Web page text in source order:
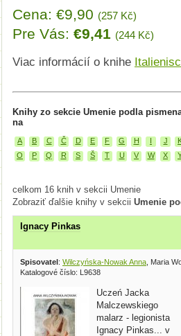
Cena: €9,90 (257 Kč)
Pre Vás: €9,41 (244 Kč)
Viac informácií o knihe
Knihy zo sekcie Umenie podla
na
A B C Č D E F G H I J
O
P Q R S Š T U V W X
celkom 16 knih v sekcii Umenie
Zobraziť ďalšie knihy v sekcii Umenie
Ignacy Pinkas
Spisovatel: Wilczyńska-Nowak Anna , Maria
Katalogové číslo: L9638
Uczeń Jacka
Malczewskiego
malarz - legionista
Ignacy Pinkas... v